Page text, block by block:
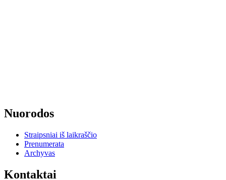
Nuorodos
Straipsniai iš laikraščio
Prenumerata
Archyvas
Kontaktai